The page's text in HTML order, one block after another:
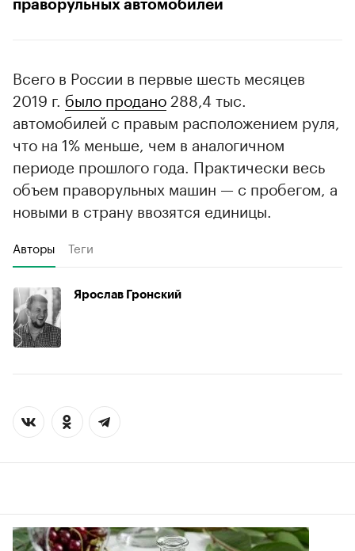
праворульных автомобилей
Всего в России в первые шесть месяцев
2019 г. было продано 288,4 тыс.
автомобилей с правым расположением руля,
что на 1% меньше, чем в аналогичном
периоде прошлого года. Практически весь
объем праворульных машин — с пробегом, а
новыми в страну ввозятся единицы.
Авторы Теги
Ярослав Гронский